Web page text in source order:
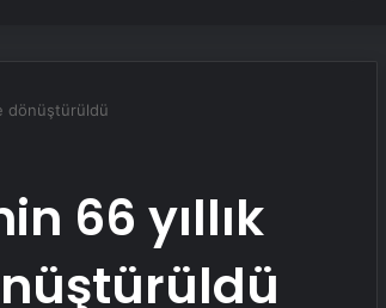
dönüştürüldü
66 yıllık